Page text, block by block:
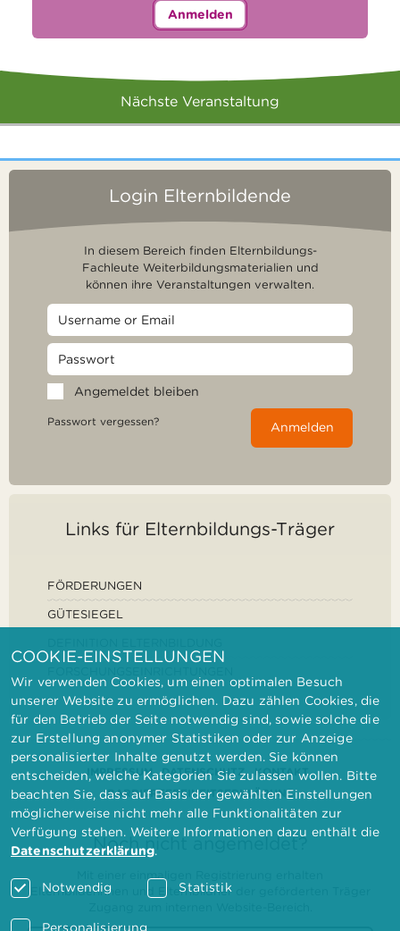
Anmelden
Nächste Veranstaltung
Login Elternbildende
In diesem Bereich finden Elternbildungs-
Fachleute Weiterbildungsmaterialien und
können ihre Veranstaltungen verwalten.
Angemeldet bleiben
Passwort vergessen? Anmelden
Links für Elternbildungs-Träger
FÖRDERUNGEN
GÜTESIEGEL
IMPRESSUM DATENSCHUTZ
KONTAKT
BARRIEREFREIHEITSERKLÄRUNG
Noch nicht angemeldet?
Elternbilderinnen und Elternbildner der geförderten Träger
COOKIE-EINSTELLUNGEN
Wir verwenden Cookies, um einen optimalen Besuch
unserer Website zu ermöglichen. Dazu zählen Cookies, die
für den Betrieb der Seite notwendig sind, sowie solche die
zur Erstellung anonymer Statistiken oder zur Anzeige
personalisierter Inhalte genutzt werden. Sie können
entscheiden, welche Kategorien Sie zulassen wollen. Bitte
beachten Sie, dass auf Basis der gewählten Einstellungen
möglicherweise nicht mehr alle Funktionalitäten zur
Verfügung stehen. Weitere Informationen dazu enthält die
Datenschutzerklärung.
Notwendig Statistik
Personalisierung